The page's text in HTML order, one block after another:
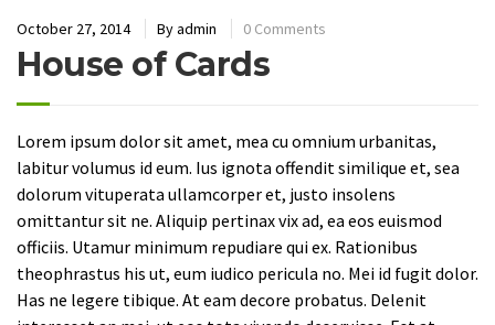
October 27, 2014 Byadmin 0 Comments
House of Cards
Lorem ipsum dolor sit amet, mea cu omnium urbanitas,
labitur volumus id eum. Ius ignota offendit similique et, sea
dolorum vituperata ullamcorper et, justo insolens
omittantur sit ne. Aliquip pertinax vix ad, ea eos euismod
officiis. Utamur minimum repudiare qui ex. Rationibus
theophrastus his ut, eum iudico pericula no. Mei id fugit dolor.
Has ne legere tibique. At eam decore probatus. Delenit